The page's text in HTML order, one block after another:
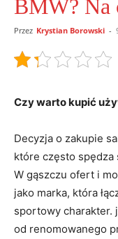
BMW? Na
Przez Krystian Borowski -
Czy warto kupić
Decyzja o⁢ zakupie
które często
W ⁤gąszczu ofert i
jako marka, ​która
‌sportowy charakter.
od renomowanego